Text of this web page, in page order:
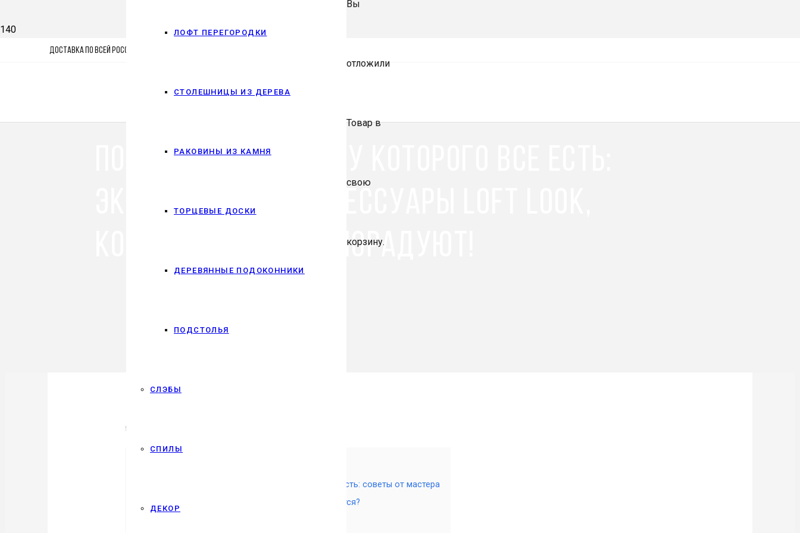
ДОСТАВКА ПО ВСЕЙ РОССИИ ЛЮБОЙ ТК
ЛОФТ ПЕРЕГОРОДКИ
СТОЛЕШНИЦЫ ИЗ ДЕРЕВА
РАКОВИНЫ ИЗ КАМНЯ
ТОРЦЕВЫЕ ДОСКИ
ДЕРЕВЯННЫЕ ПОДОКОННИКИ
ПОДСТОЛЬЯ
СЛЭБЫ
СПИЛЫ
ДЕКОР
Вы
отложили
Товарв
свою
корзину.
Подарок мужчине, у которого все есть:
эксклюзивные аксессуары Loft Look,
которые удивят и порадуют!
9 Сентябрь 2025
Как выбрать подарок мужчине, у которого все есть: советы от мастера
Почему массовые подарки быстро забываются?